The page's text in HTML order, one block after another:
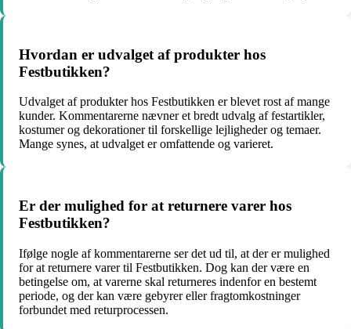
Hvordan er udvalget af produkter hos
Festbutikken?
Udvalget af produkter hos Festbutikken er blevet rost af mange
kunder. Kommentarerne nævner et bredt udvalg af festartikler,
kostumer og dekorationer til forskellige lejligheder og temaer.
Mange synes, at udvalget er omfattende og varieret.
Er der mulighed for at returnere varer hos
Festbutikken?
Ifølge nogle af kommentarerne ser det ud til, at der er mulighed
for at returnere varer til Festbutikken. Dog kan der være en
betingelse om, at varerne skal returneres indenfor en bestemt
periode, og der kan være gebyrer eller fragtomkostninger
forbundet med returprocessen.